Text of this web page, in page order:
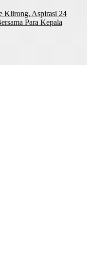
Klirong, Aspirasi 24
Para Kepala